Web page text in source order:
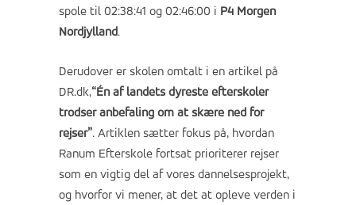
spole til 02:38:41 og 02:46:00 i P4 Morgen
Nordjylland.
Derudover er skolen omtalt i en artikel på
DR.dk,“Én af landets dyreste efterskoler
trodser anbefaling om at skære ned for
rejser”. Artiklen sætter fokus på, hvordan
Ranum Efterskole fortsat prioriterer rejser
som en vigtig del af vores dannelsesprojekt,
og hvorfor vi mener, at det at opleve verden i